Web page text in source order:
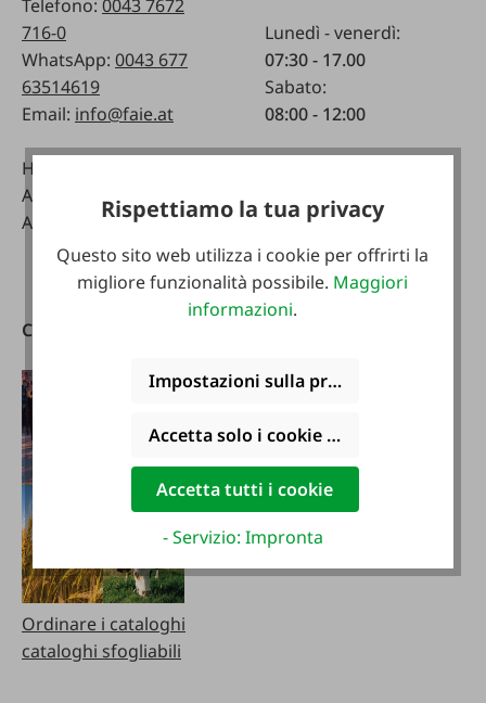
Telefono: 0043 7672
716-0
WhatsApp: 0043 677
63514619
Email: info@faie.at
Handelsstraße 9
A-4844 Regau
Austria
Lunedì - venerdì:
07:30 - 17.00
Sabato:
08:00 - 12:00
Lunedì - venerdì:
08:00 - 17:00
Sabato:
08:00 - 12:00
Cataloghi
Ordinare i cataloghi
cataloghi sfogliabili
Rispettiamo la tua privacy
Questo sito web utilizza i cookie per offrirti la
migliore funzionalità possibile. Maggiori
informazioni.
Impostazioni sulla privacy
Accetta solo i cookie funzionali
Accetta tutti i cookie
- Servizio: Impronta